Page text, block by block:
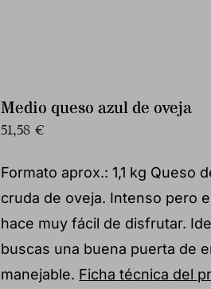
Medio queso azul de oveja
51,58€
Formato aprox.: 1,1 kg Queso
cruda de oveja. Intenso pero
hace muy fácil de disfrutar.
buscas una buena puerta de
manejable. Ficha técnica del